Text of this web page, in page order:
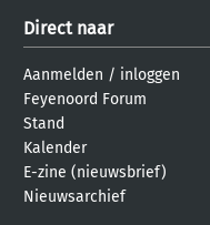
Direct naar
Aanmelden / inloggen
Feyenoord Forum
Stand
Kalender
E-zine (nieuwsbrief)
Nieuwsarchief